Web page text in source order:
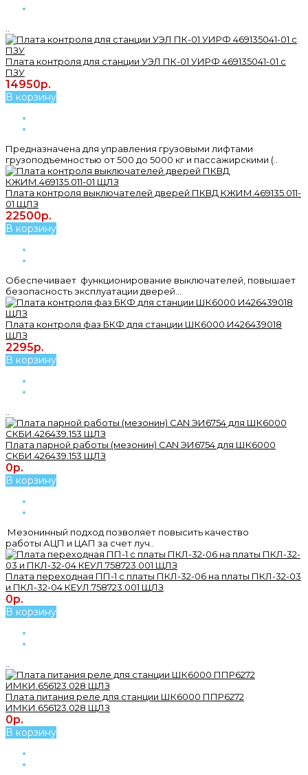
Плата контроля для станции УЭЛ ПК-01 УИРФ 469135041-01 с
ПЗУ
14950р.
В корзину
Предназначена для управления грузовыми лифтами
грузоподъемностью от 500 до 5000 кг и пассажирскими (..
Плата контроля выключателей дверей ПКВД КЖИМ.469135.011-
01 ЩЛЗ
22500р.
В корзину
Обеспечивает функционирование выключателей, повышает
безопасность эксплуатации дверей...
Плата контроля фаз БКФ для станции ШК6000 И426439018
ЩЛЗ
2295р.
В корзину
Плата парной работы (мезонин) CAN ЭИ6754 для ШК6000
СКБИ.426439.153 ЩЛЗ
0р.
В корзину
Мезонинный подход позволяет повысить качество
работы АЦП и ЦАП за счет луч..
Плата переходная ПП-1 с платы ПКЛ-32-06 на платы ПКЛ-32-03
и ПКЛ-32-04 КЕУЛ.758723.001 ЩЛЗ
0р.
В корзину
Плата питания реле для станции ШК6000 ППР6272
ИМКИ.656123.028 ЩЛЗ
0р.
В корзину